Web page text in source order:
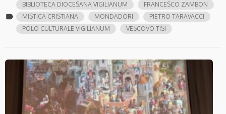
label
BIBLIOTECA DIOCESANA VIGILIANUM
FRANCESCO ZAMBON
MISTICA CRISTIANA
MONDADORI
PIETRO TARAVACCI
POLO CULTURALE VIGILIANUM
VESCOVO TISI